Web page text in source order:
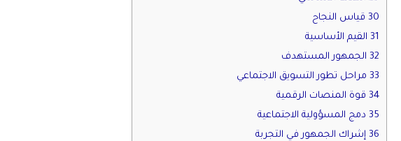
30 قياس النجاح
31 القيم الأساسية
32 الجمهور المستهدف
33 مراحل تطور التسويق الاجتماعي
34 قوة المنصات الرقمية
35 دمج المسؤولية الاجتماعية
36 إشراك الجمهور في التجربة